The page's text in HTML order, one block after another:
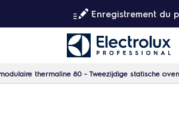
Enregistrement du
thermaline 80 - Tweezijdige statische